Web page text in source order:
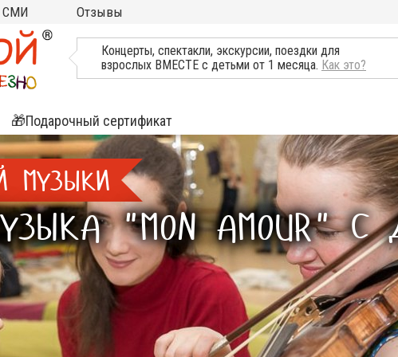
СМИ
ТВ, Пресса о нас
Отзывы
Концерты, спектакли, экскурсии, поездки для
взрослых ВМЕСТЕ с детьми от 1 месяца. Как это?
🎁Подарочный сертификат
МУЗЫКИ
"MON AMOUR" С